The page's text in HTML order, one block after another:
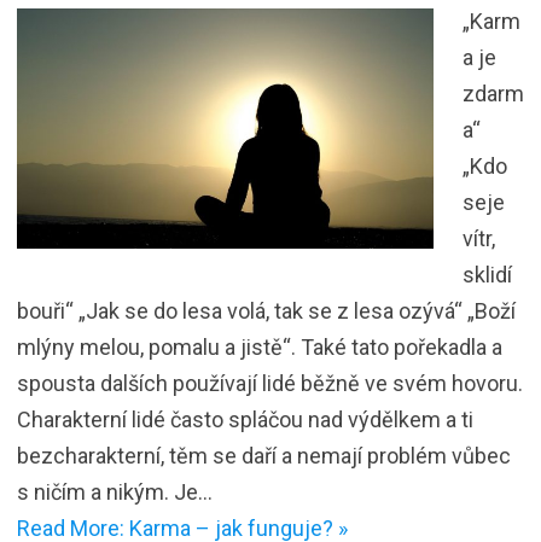
„Karm
a je
zdarm
a“
„Kdo
seje
vítr,
sklidí
bouři“ „Jak se do lesa volá, tak se z lesa ozývá“ „Boží
mlýny melou, pomalu a jistě“. Také tato pořekadla a
spousta dalších používají lidé běžně ve svém hovoru.
Charakterní lidé často spláčou nad výdělkem a ti
bezcharakterní, těm se daří a nemají problém vůbec
s ničím a nikým. Je…
Read More: Karma – jak funguje? »